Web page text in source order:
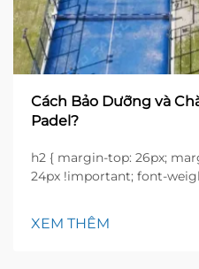
Cách Bảo Dưỡng và
Padel?
h2 { margin-top: 26px;
24px !important; font-
font-size: 20px !important;
height: ...}
XEM THÊM